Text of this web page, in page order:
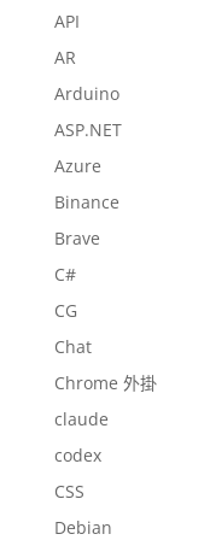
API
AR
Arduino
ASP.NET
Azure
Binance
Brave
C#
CG
Chat
Chrome 外掛
claude
codex
CSS
Debian